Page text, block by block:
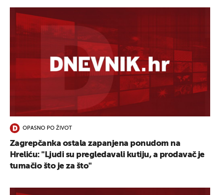
OPASNO PO ŽIVOT
Zagrepčanka ostala zapanjena ponudom na
Hreliću: "Ljudi su pregledavali kutiju, a prodavač je
tumačio što je za što"